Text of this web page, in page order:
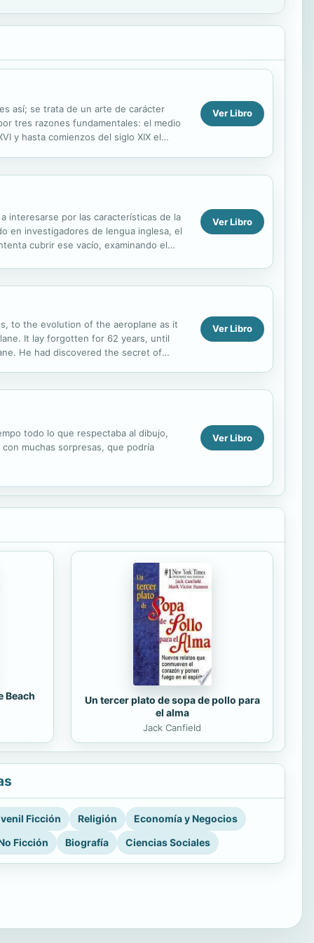
así; se trata de un arte de carácter
tres razones fundamentales: el medio
y hasta comienzos del siglo XIX el
Ver Libro
interesarse por las características de la
en investigadores de lengua inglesa, el
cubrir ese vacío, examinando el
Ver Libro
to the evolution of the aeroplane as it
It lay forgotten for 62 years, until
He had discovered the secret of
Ver Libro
todo lo que respectaba al dibujo,
muchas sorpresas, que podría
Ver Libro
Beach
Un tercer plato de sopa de pollo para
el alma
Jack Canfield
Ficción Religión
Economía y Negocios
Ficción
Biografía Ciencias Sociales